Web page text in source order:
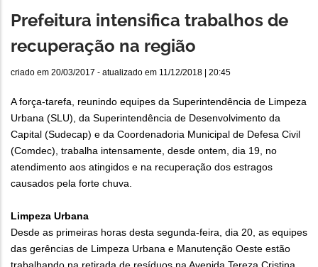
Prefeitura intensifica trabalhos de
recuperação na região
criado em 20/03/2017 - atualizado em 11/12/2018 | 20:45
A força-tarefa, reunindo equipes da Superintendência de Limpeza
Urbana (SLU), da Superintendência de Desenvolvimento da
Capital (Sudecap) e da Coordenadoria Municipal de Defesa Civil
(Comdec), trabalha intensamente, desde ontem, dia 19, no
atendimento aos atingidos e na recuperação dos estragos
causados pela forte chuva.
Limpeza Urbana
Desde as primeiras horas desta segunda-feira, dia 20, as equipes
das gerências de Limpeza Urbana e Manutenção Oeste estão